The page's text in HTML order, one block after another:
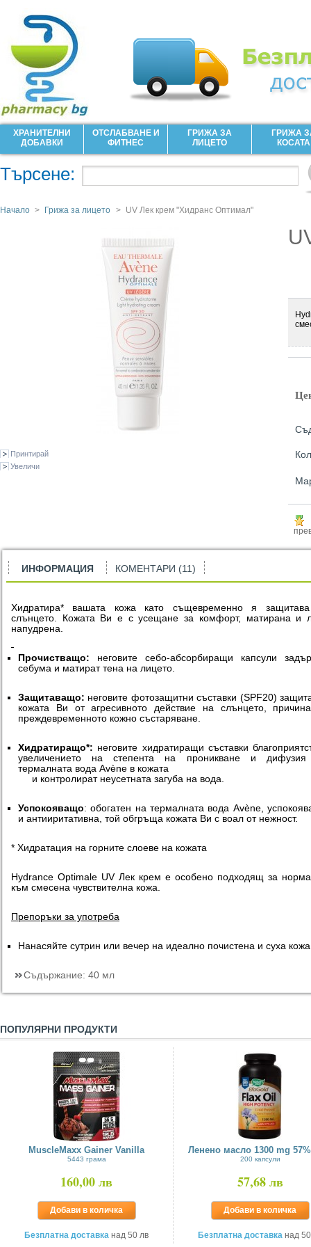
ХРАНИТЕЛНИ
ДОБАВКИ
ОТСЛАБВАНЕ И
ФИТНЕС
ГРИЖА ЗА
ЛИЦЕТО
ГРИЖА
КОСАТА
Търсене:
Начало > Грижа за лицето > UV Лек крем "Хидранс Оптимал"
Принтирай
Увеличи
ИНФОРМАЦИЯ КОМЕНТАРИ (11)
Хидратира* вашата кожа като същевременно я
слънцето. Кожата Ви е с усещане за комфорт, матирана и
напудрена.
Прочистващо: неговите себо-абсорбиращи капсули
себума и матират тена на лицето.
Защитаващо: неговите фотозащитни съставки (SPF20)
кожата Ви от агресивното действие на слънцето,
преждевременното кожно състаряване.
Хидратиращо*: неговите хидратиращи съставки
увеличението на степента на проникване и
термалната вода Avène в кожата
и контролират неусетната загуба на вода.
Успокояващо: обогатен на термалната вода Avène,
и антииритативна, той обгръща кожата Ви с воал от нежност.
* Хидратация на горните слоеве на кожата
Hydrance Optimale UV Лек крем е особено подходящ за
към смесена чувствителна кожа.
Препоръки за употреба
Нанасяйте сутрин или вечер на идеално почистена и суха
Съдържание: 40 мл
ПОПУЛЯРНИ ПРОДУКТИ
MuscleMaxx Gainer Vanilla
5443 грама
160,00 лв
Добави в количка
Безплатна доставка над 50 лв
Ленено масло 1300 mg
200 капсули
57,68 лв
Добави в количка
Безплатна доставка над